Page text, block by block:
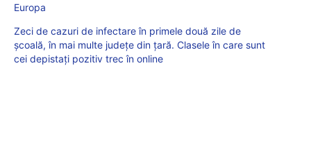
Europa
Zeci de cazuri de infectare în primele două zile de
școală, în mai multe județe din țară. Clasele în care sunt
cei depistați pozitiv trec în online